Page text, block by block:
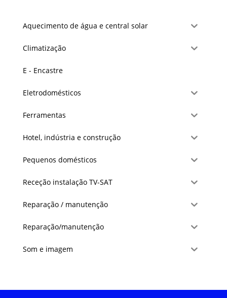
Aquecimento de água e central solar
Climatização
E - Encastre
Eletrodomésticos
Ferramentas
Hotel, indústria e construção
Pequenos domésticos
Receção instalação TV-SAT
Reparação / manutenção
Reparação/manutenção
Som e imagem